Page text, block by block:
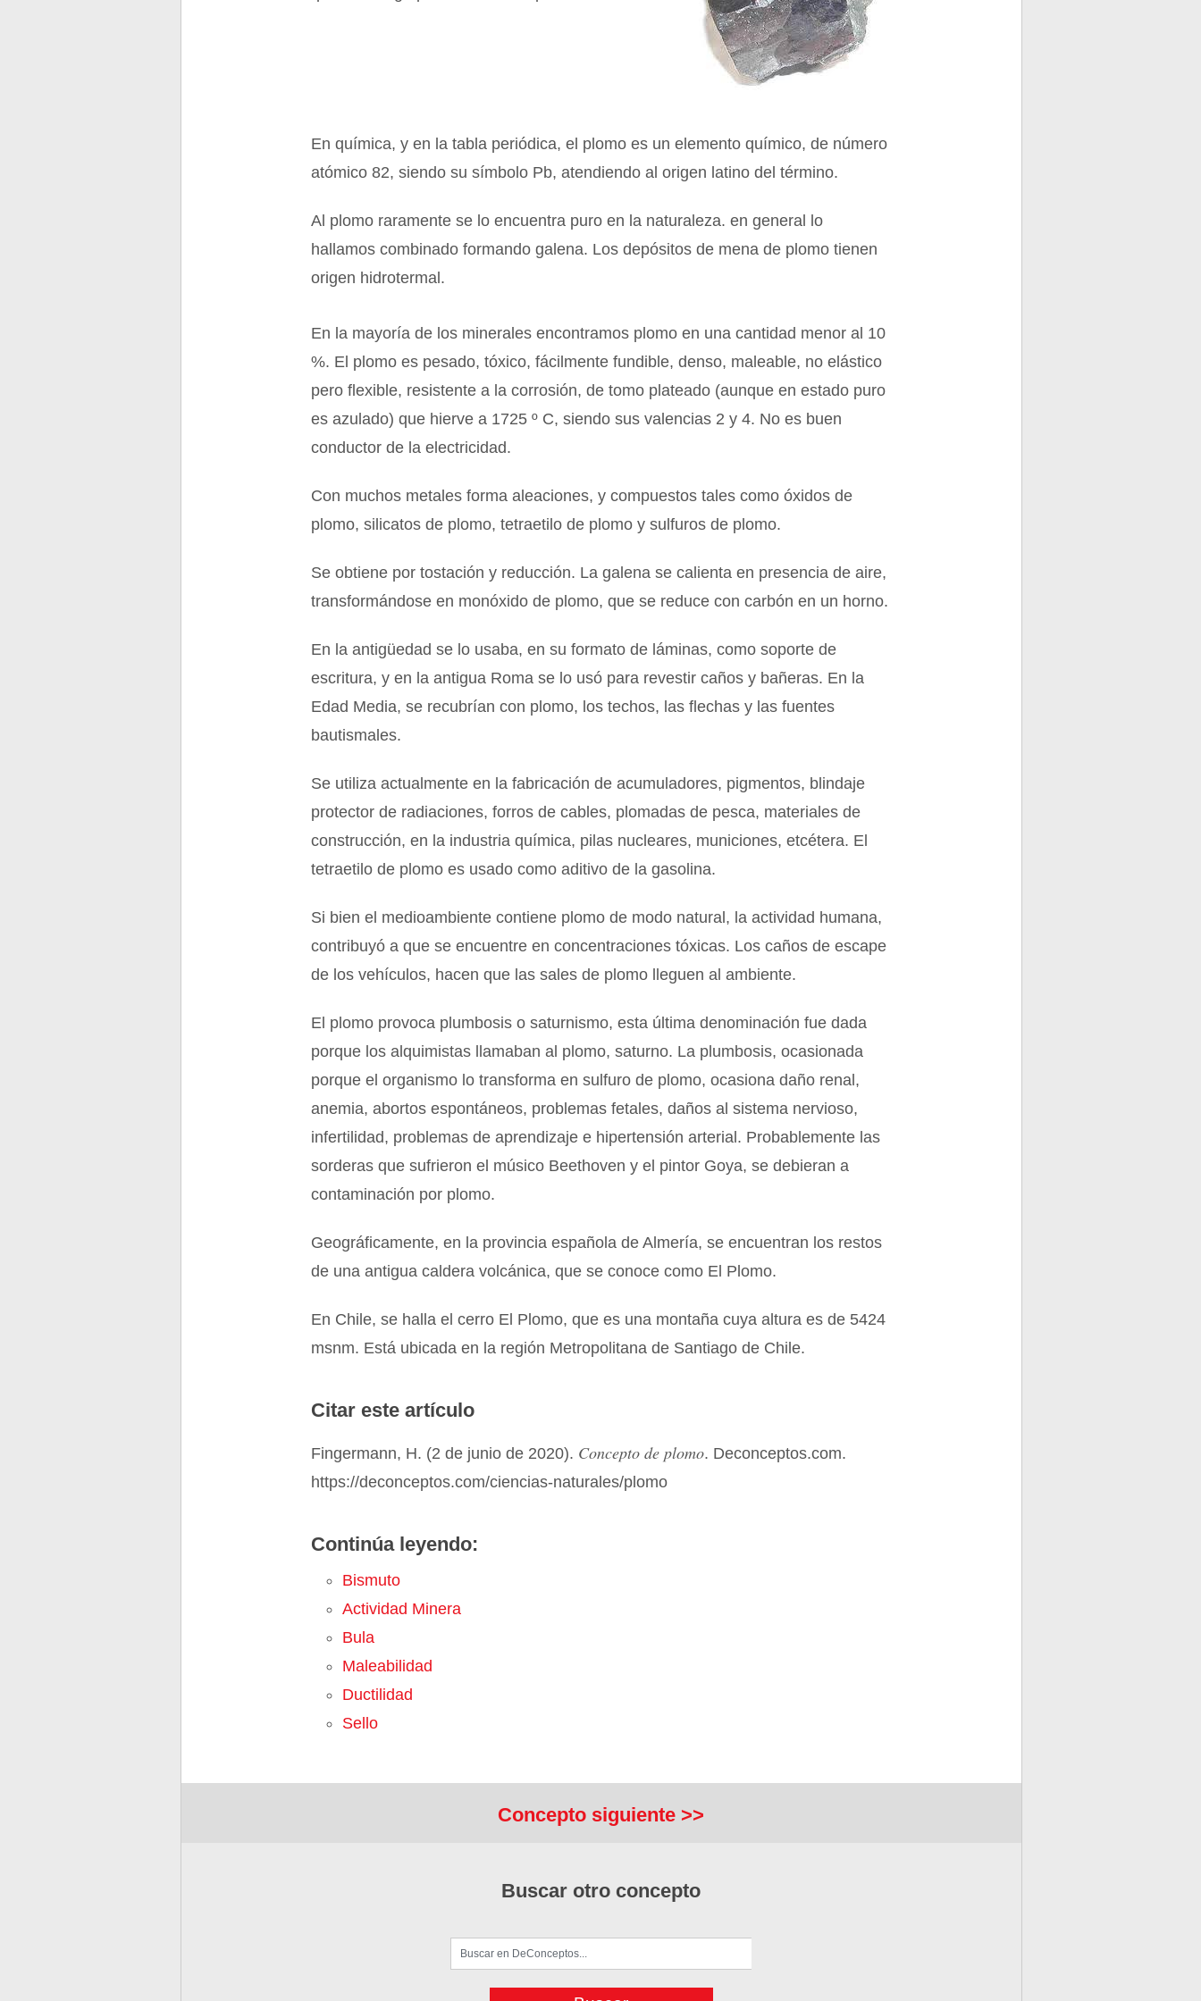
En química, y en la tabla periódica, el plomo es un elemento químico, de número
atómico 82, siendo su símbolo Pb, atendiendo al origen latino del término.
Al plomo raramente se lo encuentra puro en la naturaleza. en general lo
hallamos combinado formando galena. Los depósitos de mena de plomo tienen
origen hidrotermal.
En la mayoría de los minerales encontramos plomo en una cantidad menor al 10
%. El plomo es pesado, tóxico, fácilmente fundible, denso, maleable, no elástico
pero flexible, resistente a la corrosión, de tomo plateado (aunque en estado puro
es azulado) que hierve a 1725 º C, siendo sus valencias 2 y 4. No es buen
conductor de la electricidad.
Con muchos metales forma aleaciones, y compuestos tales como óxidos de
plomo, silicatos de plomo, tetraetilo de plomo y sulfuros de plomo.
Se obtiene por tostación y reducción. La galena se calienta en presencia de aire,
transformándose en monóxido de plomo, que se reduce con carbón en un horno.
En la antigüedad se lo usaba, en su formato de láminas, como soporte de
escritura, y en la antigua Roma se lo usó para revestir caños y bañeras. En la
Edad Media, se recubrían con plomo, los techos, las flechas y las fuentes
bautismales.
Se utiliza actualmente en la fabricación de acumuladores, pigmentos, blindaje
protector de radiaciones, forros de cables, plomadas de pesca, materiales de
construcción, en la industria química, pilas nucleares, municiones, etcétera. El
tetraetilo de plomo es usado como aditivo de la gasolina.
Si bien el medioambiente contiene plomo de modo natural, la actividad humana,
contribuyó a que se encuentre en concentraciones tóxicas. Los caños de escape
de los vehículos, hacen que las sales de plomo lleguen al ambiente.
El plomo provoca plumbosis o saturnismo, esta última denominación fue dada
porque los alquimistas llamaban al plomo, saturno. La plumbosis, ocasionada
porque el organismo lo transforma en sulfuro de plomo, ocasiona daño renal,
anemia, abortos espontáneos, problemas fetales, daños al sistema nervioso,
infertilidad, problemas de aprendizaje e hipertensión arterial. Probablemente las
sorderas que sufrieron el músico Beethoven y el pintor Goya, se debieran a
contaminación por plomo.
Geográficamente, en la provincia española de Almería, se encuentran los restos
de una antigua caldera volcánica, que se conoce como El Plomo.
En Chile, se halla el cerro El Plomo, que es una montaña cuya altura es de 5424
msnm. Está ubicada en la región Metropolitana de Santiago de Chile.
Citar este artículo
Fingermann, H. (2 de junio de 2020). Concepto de plomo. Deconceptos.com.
https://deconceptos.com/ciencias-naturales/plomo
Continúa leyendo:
Bismuto
Actividad Minera
Bula
Maleabilidad
Ductilidad
Sello
Concepto siguiente >>
Buscar otro concepto